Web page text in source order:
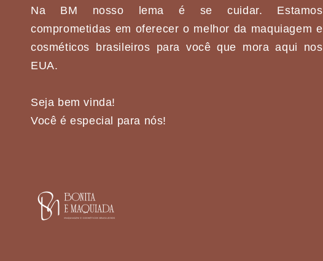
Na BM nosso lema é se cuidar. Estamos
comprometidas em oferecer o melhor da maquiagem e
cosméticos brasileiros para você que mora aqui nos
EUA.
Seja bem vinda!
Você é especial para nós!